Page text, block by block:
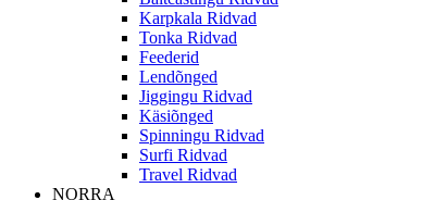
Karpkala Ridvad
Tonka Ridvad
Feederid
Lendõnged
Jiggingu Ridvad
Käsiõnged
Spinningu Ridvad
Surfi Ridvad
Travel Ridvad
NORRA